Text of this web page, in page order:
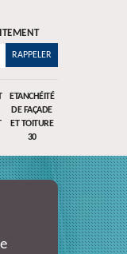
ETANCHÉITÉ
DE FAÇADE
ET TOITURE
30